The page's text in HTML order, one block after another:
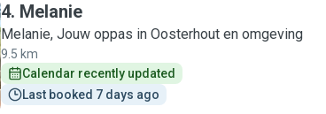
We werden dagelijks op de hoogte gebracht met foto’s en
berichtjes, wat natuurlijk super fijn is. We zullen dan ook niet
twijfelen om bij een volgende oppasbeurt weer voor haar te
kiezen. Dankjewel Amber! 😄"
4. Melanie
Melanie, Jouw oppas in Oosterhout en omgeving
9.5 km
Calendar recently updated
Last booked 7 days ago